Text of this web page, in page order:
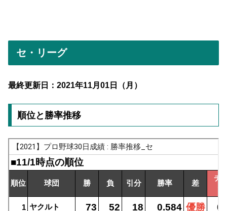
セ・リーグ
最終更新日：2021年11月01日（月）
順位と勝率推移